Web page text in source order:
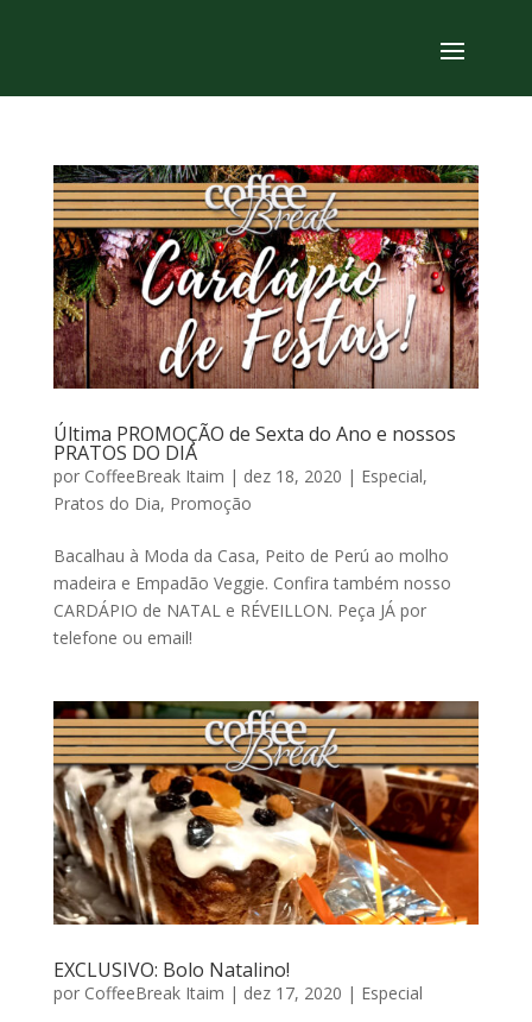
Última PROMOÇÃO de Sexta do Ano e nossos
PRATOS DO DIA
por CoffeeBreak Itaim | dez 18, 2020 | Especial,
Pratos do Dia, Promoção
Bacalhau à Moda da Casa, Peito de Perú ao molho
madeira e Empadão Veggie. Confira também nosso
CARDÁPIO de NATAL e RÉVEILLON. Peça JÁ por
telefone ou email!
EXCLUSIVO: Bolo Natalino!
por CoffeeBreak Itaim | dez 17, 2020 | Especial